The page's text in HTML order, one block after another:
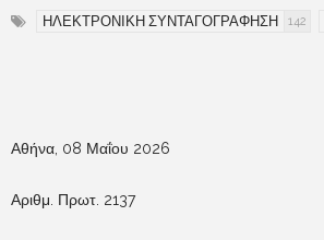
ΗΛΕΚΤΡΟΝΙΚΗ ΣΥΝΤΑΓΟΓΡΑΦΗΣΗ 142
Αθήνα, 08 Μαΐου 2026
Αριθμ. Πρωτ. 2137